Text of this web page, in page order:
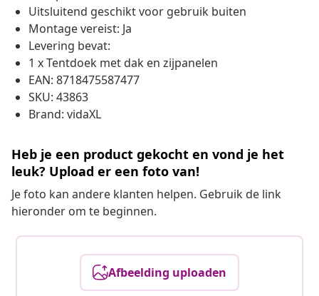
Uitsluitend geschikt voor gebruik buiten
Montage vereist: Ja
Levering bevat:
1 x Tentdoek met dak en zijpanelen
EAN: 8718475587477
SKU: 43863
Brand: vidaXL
Heb je een product gekocht en vond je het
leuk? Upload er een foto van!
Je foto kan andere klanten helpen. Gebruik de link
hieronder om te beginnen.
Afbeelding uploaden